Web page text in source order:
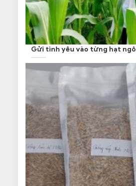
Gửi tình yêu vào từng hạt ngô